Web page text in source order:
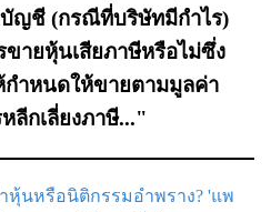
ญชี (กรณีที่บริษัทมีกำไร)
ขายหุ้นเสียภาษีหรือไม่ซึ่ง
กำหนดให้ขายตามมูลค่า
ลีกเลี่ยงภาษี..."
หุ้นหรือนิติกรรมอำพราง? 'แพ